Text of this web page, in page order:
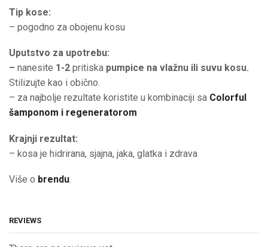
Tip kose:
– pogodno za obojenu kosu
Uputstvo za upotrebu:
– nanesite 1-2 pritiska pumpice na vlažnu ili suvu kosu.
Stilizujte kao i obično.
– za najbolje rezultate koristite u kombinaciji sa Colorful
šamponom i regeneratorom
Krajnji rezultat:
– kosa je hidrirana, sjajna, jaka, glatka i zdrava
Više o brendu.
REVIEWS